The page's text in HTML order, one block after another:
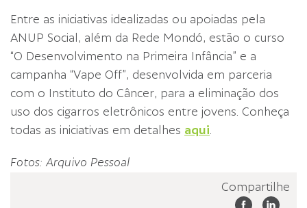
Entre as iniciativas idealizadas ou apoiadas pela
ANUP Social, além da Rede Mondó, estão o curso
“O Desenvolvimento na Primeira Infância” e a
campanha “Vape Off”, desenvolvida em parceria
com o Instituto do Câncer, para a eliminação dos
uso dos cigarros eletrônicos entre jovens. Conheça
todas as iniciativas em detalhes aqui
Fotos: Arquivo Pessoal
Compartilhe